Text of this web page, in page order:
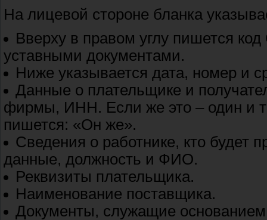
На лицевой стороне бланка
Вверху в правом углу пишется
уставными документами.
Ниже указывается дата, номер и
Данные о плательщике и
фирмы, ИНН. Если же это – один и
пишется: «Он же».
Сведения о работнике, кто будет
данные, должность и ФИО.
Реквизиты плательщика.
Наименование поставщика.
Документы, служащие